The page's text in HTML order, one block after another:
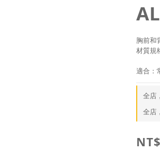
胸前和
材質規
適合：
全店
全店